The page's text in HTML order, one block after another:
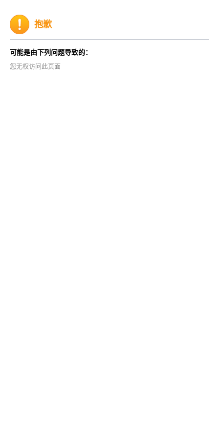
抱歉
可能是由下列问题导致的：
您无权访问此页面